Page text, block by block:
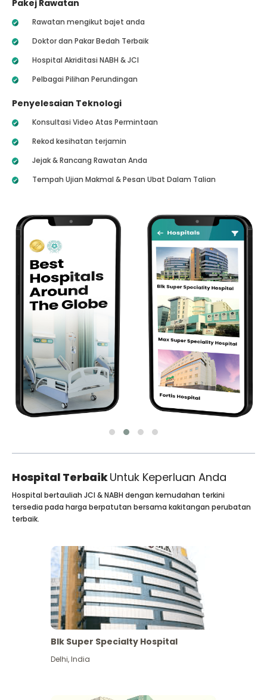
Pakej Rawatan
Rawatan mengikut bajet anda
Doktor dan Pakar Bedah Terbaik
Hospital Akriditasi NABH & JCI
Pelbagai Pilihan Perundingan
Penyelesaian Teknologi
Konsultasi Video Atas Permintaan
Rekod kesihatan terjamin
Jejak & Rancang Rawatan Anda
Tempah Ujian Makmal & Pesan Ubat Dalam Talian
Hospital TerbaikUntuk Keperluan Anda
Hospital bertauliah JCI & NABH dengan kemudahan terkini
tersedia pada harga berpatutan bersama kakitangan perubatan
terbaik.
Blk Super Specialty Hospital
Delhi,India